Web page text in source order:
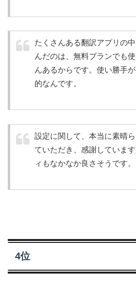
たくさんある翻訳アプリの
んだのは、無料プランでも
んあるからです。使い勝手
的なんです。
設定に関して、本当に素晴
ていただき、感謝していま
ィもなかなか良さそうです。
4位